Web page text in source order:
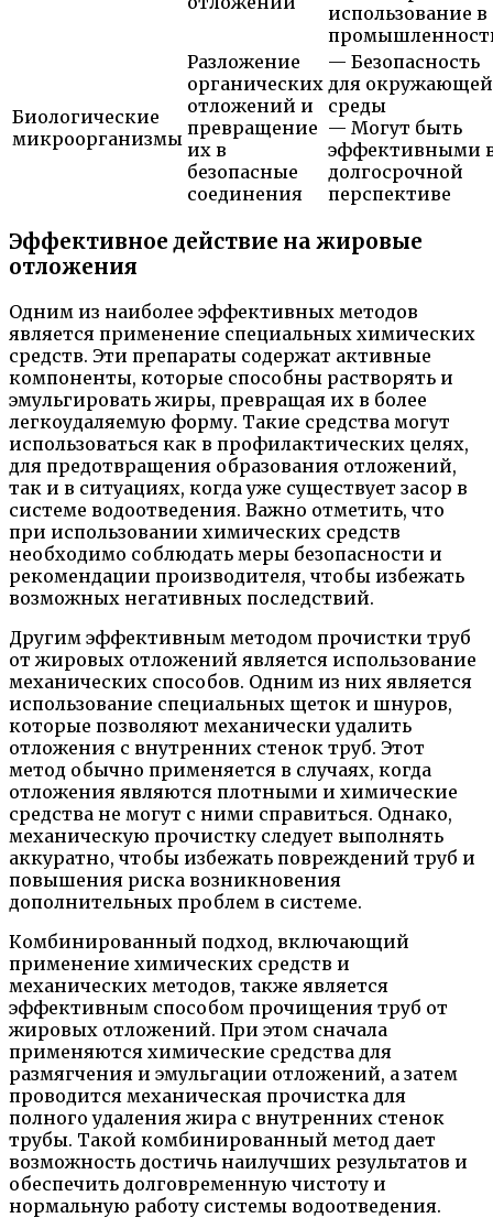
использование в
Биологические
микроорганизмы
Разложение
органических
отложений и
превращение
их в
безопасные
соединения
— Безопасность
для окружающей
среды
— Могут быть
эффективными
долгосрочной
перспективе
Эффективное действие на жировые
отложения
Одним из наиболее эффективных методов
является применение специальных химических
средств. Эти препараты содержат активные
компоненты, которые способны растворять и
эмульгировать жиры, превращая их в более
легкоудаляемую форму. Такие средства могут
использоваться как в профилактических целях,
для предотвращения образования отложений,
так и в ситуациях, когда уже существует засор в
системе водоотведения. Важно отметить, что
при использовании химических средств
необходимо соблюдать меры безопасности и
рекомендации производителя, чтобы избежать
возможных негативных последствий.
Другим эффективным методом прочистки труб
от жировых отложений является использование
механических способов. Одним из них является
использование специальных щеток и шнуров,
которые позволяют механически удалить
отложения с внутренних стенок труб. Этот
метод обычно применяется в случаях, когда
отложения являются плотными и химические
средства не могут с ними справиться. Однако,
механическую прочистку следует выполнять
аккуратно, чтобы избежать повреждений труб и
повышения риска возникновения
дополнительных проблем в системе.
Комбинированный подход, включающий
применение химических средств и
механических методов, также является
эффективным способом прочищения труб от
жировых отложений. При этом сначала
применяются химические средства для
размягчения и эмульгации отложений, а затем
проводится механическая прочистка для
полного удаления жира с внутренних стенок
трубы. Такой комбинированный метод дает
возможность достичь наилучших результатов и
обеспечить долговременную чистоту и
нормальную работу системы водоотведения.